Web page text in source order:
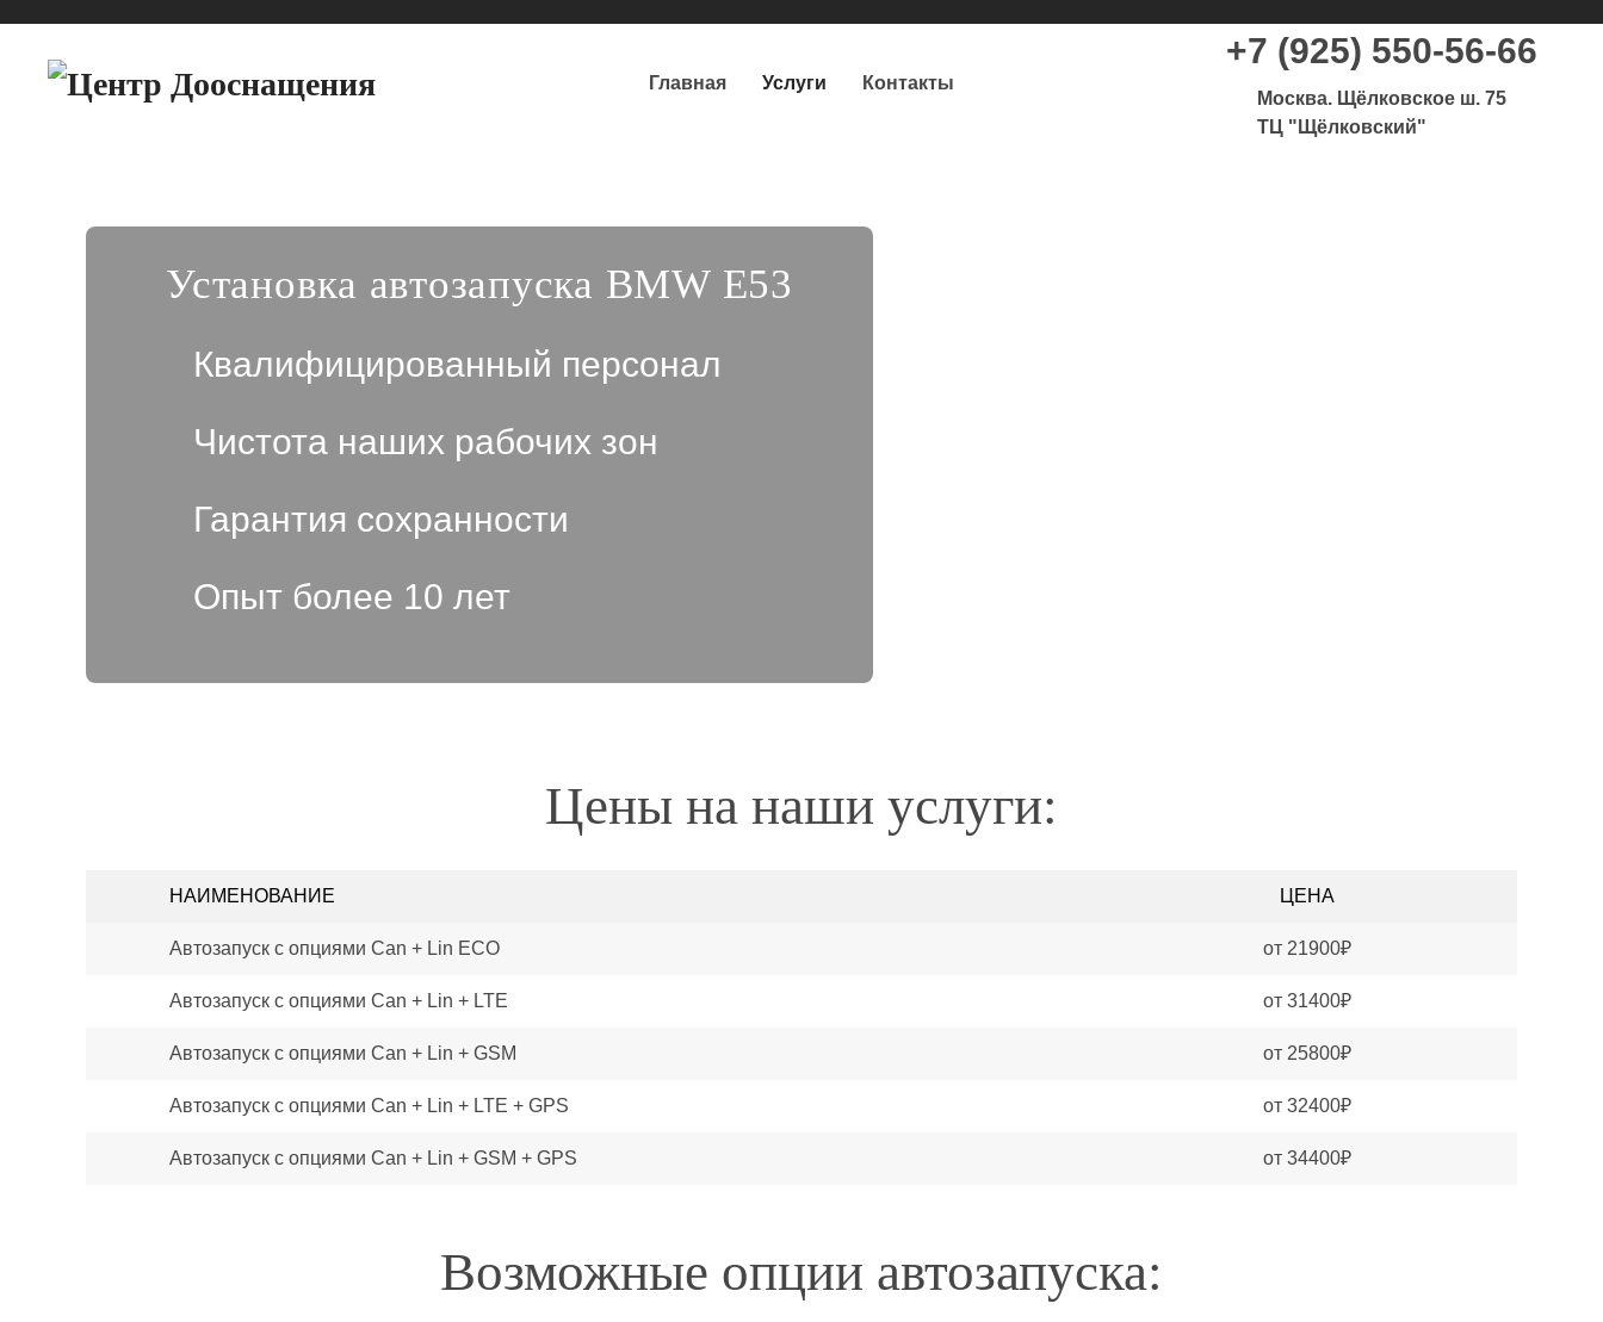
Главная Услуги Контакты
+7 (925) 550-56-66
Москва. Щёлковское ш. 75
ТЦ "Щёлковский"
Установка автозапуска BMW E53
Квалифицированный персонал
Чистота наших рабочих зон
Гарантия сохранности
Опыт более 10 лет
Цены на наши услуги:
НАИМЕНОВАНИЕ ЦЕНА
Автозапуск с опциями Can + Lin ECO от 21900₽
Автозапуск с опциями Can + Lin + LTE от 31400₽
Автозапуск с опциями Can + Lin + GSM от 25800₽
Автозапуск с опциями Can + Lin + LTE + GPS от 32400₽
Автозапуск с опциями Can + Lin + GSM + GPS от 34400₽
Возможные опции автозапуска: